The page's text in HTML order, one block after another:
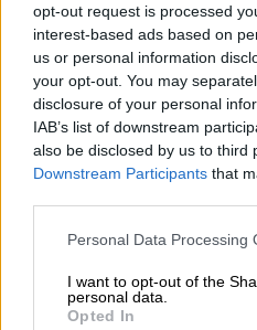
opt-out request is processed
interest-based ads based on
us or personal information
your opt-out. You may
disclosure of your personal
IAB’s list of downstream
also be disclosed by us to third
Downstream Participants that
Personal Data Processing
I want to opt-out of the
personal data.
Opted In